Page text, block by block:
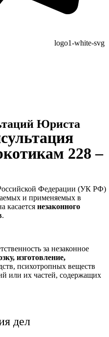
Юриста
228 –
Федерации (УК РФ)
и применяемых в
касается незаконного
.
за незаконное
изготовление,
психотропных веществ
или их частей, содержащих
дел